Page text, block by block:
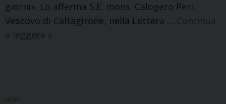
giorni». Lo afferma S.E. mons. Calogero Peri,
Vescovo di Caltagirone, nella Lettera … Continua
a leggere Lettera
»
NEWS